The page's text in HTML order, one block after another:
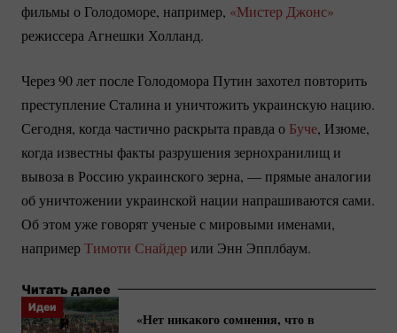
фильмы о Голодоморе, например, «Мистер Джонс»
режиссера Агнешки Холланд.
Через 90 лет после Голодомора Путин захотел повторить
преступление Сталина и уничтожить украинскую нацию.
Сегодня, когда частично раскрыта правда о Буче, Изюме,
когда известны факты разрушения зернохранилищ и
вывоза в Россию украинского зерна, — прямые аналогии
об уничтожении украинской нации напрашиваются сами.
Об этом уже говорят ученые с мировыми именами,
напримерТимоти Снайдерили Энн Эпплбаум.
Читать далее
Идеи
«Нет никакого сомнения, что в